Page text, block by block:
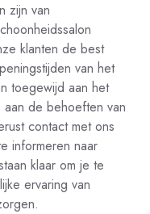
zijn van
klanten de best
van het
toegewijd aan het
aan de behoeften van
contact met ons
informeren naar
klaar om je te
ervaring van